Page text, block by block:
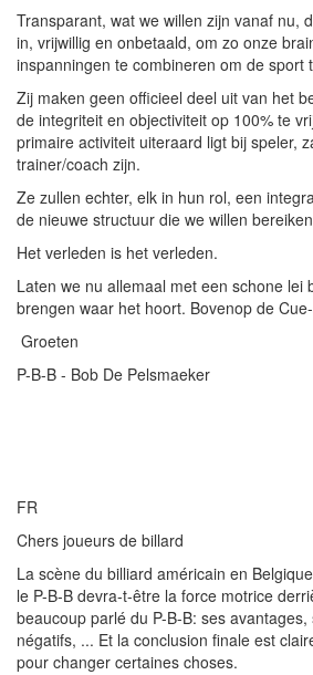
Transparant, wat we willen zijn vanaf nu,
in, vrijwillig en onbetaald, om zo onze
inspanningen te combineren om de sport
Zij maken geen officieel deel uit van het
de integriteit en objectiviteit op 100% te
primaire activiteit uiteraard ligt bij speler,
trainer/coach zijn.
Ze zullen echter, elk in hun rol, een
de nieuwe structuur die we willen
Het verleden is het verleden.
Laten we nu allemaal met een schone lei
brengen waar het hoort. Bovenop de
Groeten
P-B-B - Bob De Pelsmaeker
FR
Chers joueurs de billard
La scène du billiard américain en
le P-B-B devra-t-être la force motrice
beaucoup parlé du P-B-B: ses
négatifs, ... Et la conclusion finale est
pour changer certaines choses.